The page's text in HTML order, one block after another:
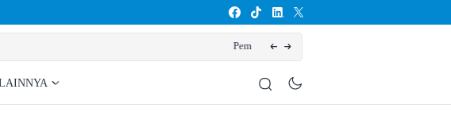
Gumas Siapkan Sarana Prasarana Pembentukan BNNK